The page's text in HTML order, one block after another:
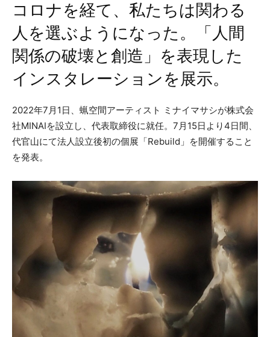
コロナを経て、私たちは関わる
人を選ぶようになった。「人間
関係の破壊と創造」を表現した
インスタレーションを展示。
2022年7月1日、蝋空間アーティスト ミナイマサシが株式会
社MINAIを設立し、代表取締役に就任。7月15日より4日間、
代官山にて法人設立後初の個展「Rebuild」を開催すること
を発表。